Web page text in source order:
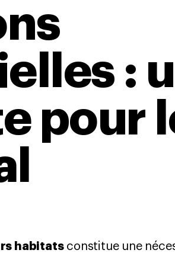
:
pour
habitatsconstitue une